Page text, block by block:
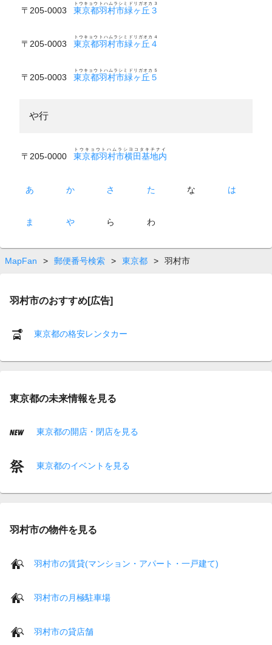
〒205-0003 東京都羽村市緑ヶ丘３
トウキョウトハムラシミドリガオカ３
〒205-0003 東京都羽村市緑ヶ丘４
トウキョウトハムラシミドリガオカ４
〒205-0003 東京都羽村市緑ヶ丘５
トウキョウトハムラシミドリガオカ５
や行
〒205-0000 東京都羽村市横田基地内
トウキョウトハムラシヨコタキチナイ
あ か さ た な は
ま や ら わ
MapFan > 郵便番号検索 > 東京都 > 羽村市
羽村市のおすすめ[広告]
東京都の格安レンタカー
東京都の未来情報を見る
東京都の開店・閉店を見る
東京都のイベントを見る
羽村市の物件を見る
羽村市の賃貸(マンション・アパート・一戸建て)
羽村市の月極駐車場
羽村市の貸店舗